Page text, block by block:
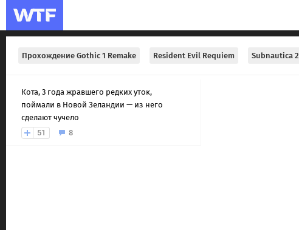
Прохождение Gothic 1 Remake Resident Evil Requiem Subnautica 2
Кота, 3 года жравшего редких уток,
поймали в Новой Зеландии — из него
сделают чучело
51
8